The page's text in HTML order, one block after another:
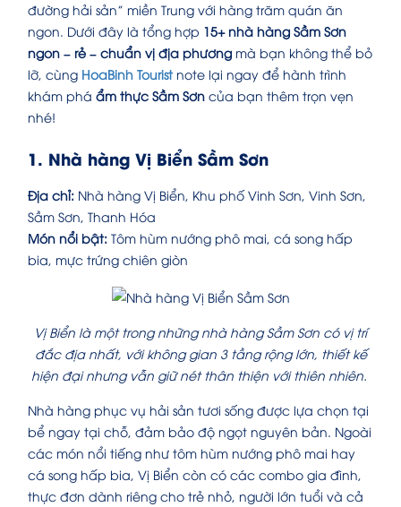
đường hải sản” miền Trung với hàng trăm quán ăn
ngon. Dưới đây là tổng hợp 15+ nhà hàng Sầm Sơn
ngon – rẻ – chuẩn vị địa phương mà bạn không thể bỏ
lỡ, cùng HoaBinh Touristnote lại ngay để hành trình
khám phá ẩm thực Sầm Sơn của bạn thêm trọn vẹn
nhé!
1. Nhà hàng Vị Biển Sầm Sơn
Địa chỉ: Nhà hàng Vị Biển, Khu phố Vinh Sơn, Vinh Sơn,
Sầm Sơn, Thanh Hóa
Món nổi bật: Tôm hùm nướng phô mai, cá song hấp
bia, mực trứng chiên giòn
Vị Biển là một trong những nhà hàng Sầm Sơn có vị trí
đắc địa nhất, với không gian 3 tầng rộng lớn, thiết kế
hiện đại nhưng vẫn giữ nét thân thiện với thiên nhiên.
Nhà hàng phục vụ hải sản tươi sống được lựa chọn tại
bể ngay tại chỗ, đảm bảo độ ngọt nguyên bản. Ngoài
các món nổi tiếng như tôm hùm nướng phô mai hay
cá song hấp bia, Vị Biển còn có các combo gia đình,
thực đơn dành riêng cho trẻ nhỏ, người lớn tuổi và cả